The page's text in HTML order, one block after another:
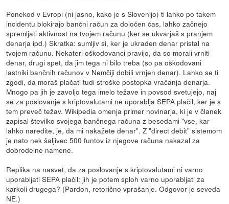
Ponekod v Evropi (ni jasno, kako je s Slovenijo) ti lahko po takem
incidentu blokirajo bančni račun za določen čas, lahko začnejo
spremljati aktivnost na tvojem računu (ker se ukvarjaš s pranjem
denarja ipd.) Skratka: sumljiv si, ker je ukraden denar pristal na
tvojem računu. Nekateri oškodovanci pravijo, da so morali vrniti
denar, drugi spet, da jim tega ni bilo treba (so pa oškodovani
lastniki bančnih računov v Nemčiji dobili vrnjen denar). Lahko se ti
zgodi, da moraš plačati tudi stroške postopka vračanja denarja.
Mnogo pa jih je zavoljo tega imelo težave in povsod svetujejo, naj
se za poslovanje s kriptovalutami ne uporablja SEPA plačil, ker je s
tem preveč težav. Wikipedia omenja primer novinarja, ki je v članek
zapisal številko svojega bančnega računa z besedami "vse, kar
lahko naredite, je, da mi nakažete denar". Z "direct debit" sistemom
je nato nek šaljivec 500 funtov iz njegove računa nakazal za
dobrodelne namene.
Replika na nasvet, da za poslovanje s kriptovalutami ni varno
uporabljati SEPA plačil: jih je potem sploh varno uporabljati za
karkoli drugega? (Pardon, retorično vprašanje. Odgovor je seveda
NE.)